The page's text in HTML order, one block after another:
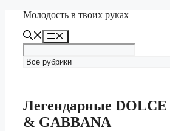
Перейти
содержимому
Молодость в твоих руках
Меню
Легендарные DOLCE
& GABBANA